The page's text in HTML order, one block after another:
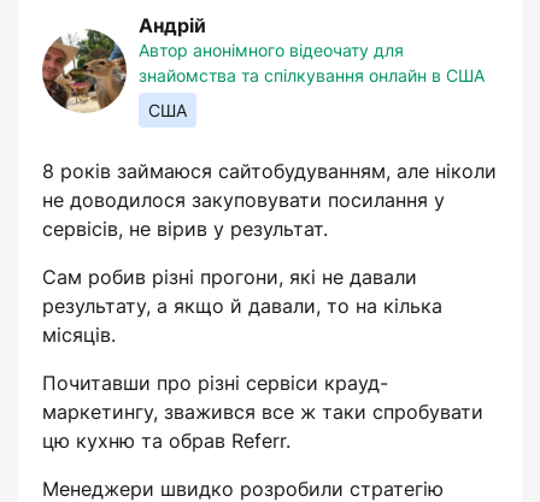
Андрій
Автор анонімного відеочату для
знайомства та спілкування онлайн в США
США
8 років займаюся сайтобудуванням, але ніколи
не доводилося закуповувати посилання у
сервісів, не вірив у результат.
Сам робив різні прогони, які не давали
результату, а якщо й давали, то на кілька
місяців.
Почитавши про різні сервіси крауд-
маркетингу, зважився все ж таки спробувати
цю кухню та обрав Referr.
Менеджери швидко розробили стратегію